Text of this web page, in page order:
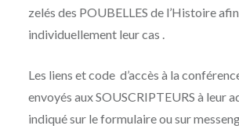
zelés des POUBELLES de l’Histoire
individuellement leur cas .
Les liens et code d’accès à la
envoyés aux SOUSCRIPTEURS à leur
indiqué sur le formulaire ou sur